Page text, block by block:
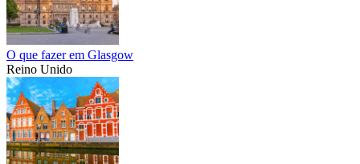
O que fazer em Glasgow
Reino Unido